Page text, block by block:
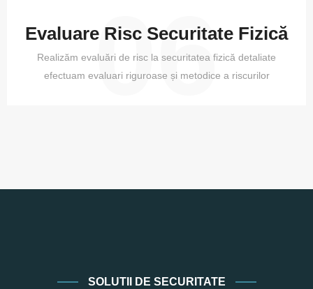
06
Evaluare Risc Securitate Fizică
Realizăm evaluări de risc la securitatea fizică detaliate
efectuam evaluari riguroase și metodice a riscurilor
SOLUTII DE SECURITATE